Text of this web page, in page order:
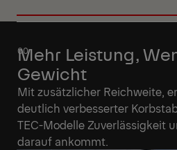
Mehr Leistung,
Gewicht
Mit zusätzlicher Reichweite,
deutlich verbesserter
TEC-Modelle Zuverlässigkeit
darauf ankommt.